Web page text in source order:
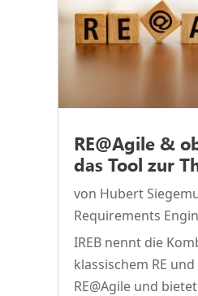
RE@Agile &
das Tool zur
von Hubert
Requirements
IREB nennt die
klassischem RE
RE@Agile und